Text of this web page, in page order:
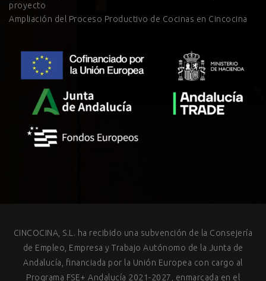
proyecto
Ampliación del Proceso Productivo de Cocinas en Cincocina
CINCOCINA, S.L. ha recibido una subvención de la Consejería
de Empleo, Empresa y Trabajo Autónomo de la Junta de
Andalucía, financiada por la Unión Europea con cargo al
Programa FSE+ Andalucía 2021-2027, enmarcada en el